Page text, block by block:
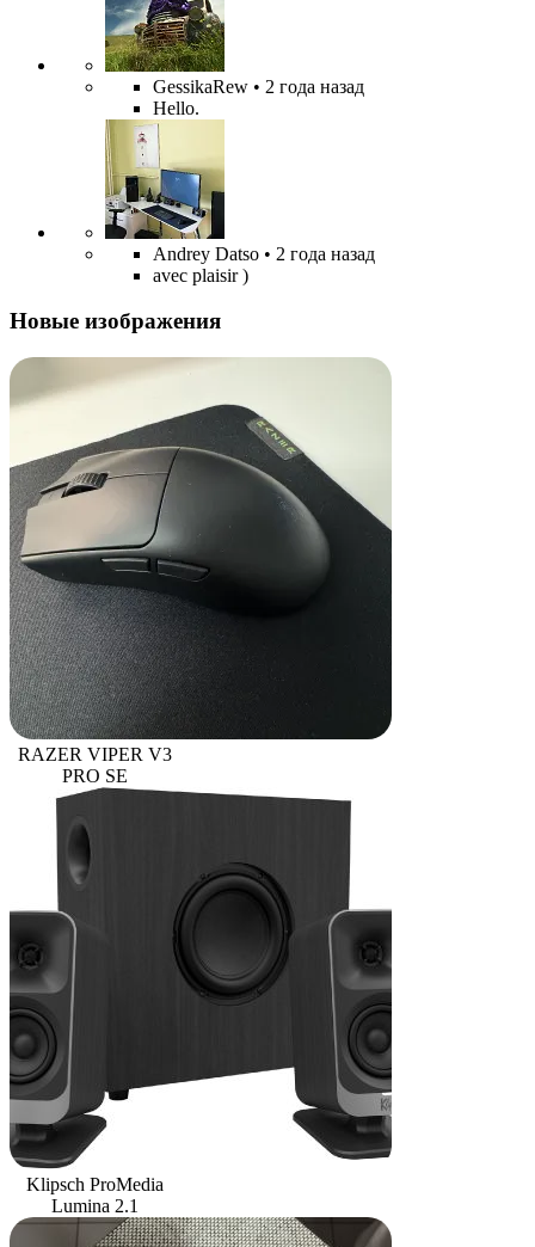
GessikaRew • 2 года назад
Hello.
Andrey Datso • 2 года назад
avec plaisir )
Новые изображения
RAZER VIPER V3
PRO SE
Klipsch ProMedia
Lumina 2.1